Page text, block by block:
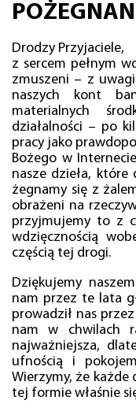
Drodzy Przyjaciele,
z sercem pełnym
zmuszeni – z
naszych kont
materialnych
działalności – po
pracy jako
Bożego w
nasze dzieła,
żegnamy się z
obrażeni na
przyjmujemy to z
wdzięcznością
częścią tej drogi.
Dziękujemy
nam przez te lata
prowadził nas
nam w chwilach
najważniejsza,
ufnością i
Wierzymy, że każde
tej formie właśnie